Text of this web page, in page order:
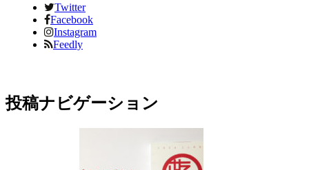
Twitter
Facebook
Instagram
Feedly
投稿ナビゲーション